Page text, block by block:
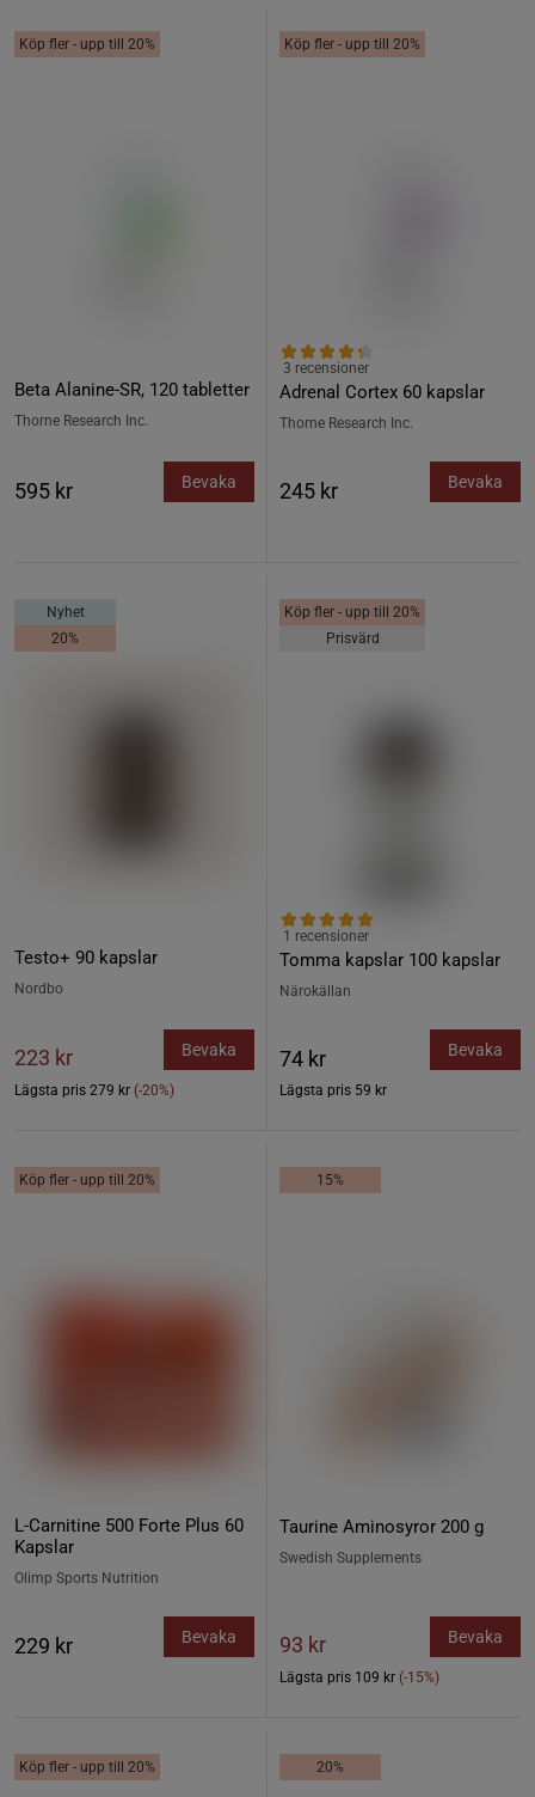
Köp fler - upp till 20%
Beta Alanine-SR, 120 tabletter
Thorne Research Inc.
595 kr Bevaka
Köp fler - upp till 20%
Adrenal Cortex 60 kapslar
3 recensioner
Thorne Research Inc.
245 kr Bevaka
Nyhet
20%
Testo+ 90 kapslar
Nordbo
223 kr
Lägsta pris 279 kr (-20%)
Bevaka
Köp fler - upp till 20%
Prisvärd
Tomma kapslar 100 kapslar
1 recensioner
Närokällan
74 kr
Lägsta pris 59 kr
Bevaka
Köp fler - upp till 20%
L-Carnitine 500 Forte Plus 60
Kapslar
Olimp Sports Nutrition
229 kr Bevaka
15%
Taurine Aminosyror 200 g
Swedish Supplements
93 kr
Lägsta pris 109 kr (-15%)
Bevaka
Köp fler - upp till 20% 20%